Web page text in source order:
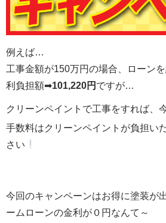
例えば…
工事金額が150万円の場合、ローン
利負担額➡101,220円 ですが…
クリーンペイントで工事をすれば、
手数料はクリーンペイントが負担い
さい
今回のキャンペーンはお得に塗装が
ームローンの金利が０円なんて～